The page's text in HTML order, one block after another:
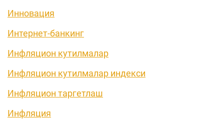
Инновация
Интернет-банкинг
Инфляцион кутилмалар
Инфляцион кутилмалар индекси
Инфляцион таргетлаш
Инфляция